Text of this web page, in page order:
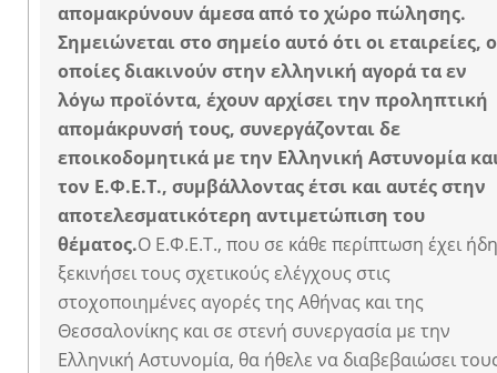
απομακρύνουν άμεσα από το χώρο πώλησης.
Σημειώνεται στο σημείο αυτό ότι οι εταιρείες,
οποίες διακινούν στην ελληνική αγορά τα εν
λόγω προϊόντα, έχουν αρχίσει την προληπτική
απομάκρυνσή τους, συνεργάζονται δε
εποικοδομητικά με την Ελληνική Αστυνομία
τον Ε.Φ.Ε.Τ., συμβάλλοντας έτσι και αυτές στην
αποτελεσματικότερη αντιμετώπιση του
θέματος.Ο Ε.Φ.Ε.Τ., που σε κάθε περίπτωση έχει ήδη
ξεκινήσει τους σχετικούς ελέγχους στις
στοχοποιημένες αγορές της Αθήνας και της
Θεσσαλονίκης και σε στενή συνεργασία με την
Ελληνική Αστυνομία, θα ήθελε να διαβεβαιώσει